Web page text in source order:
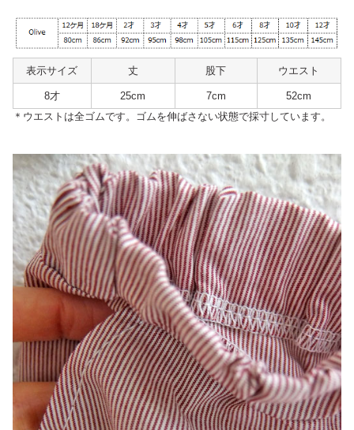
表示サイズ 丈 股下 ウエスト
8才 25cm 7cm
52cm
＊ウエストは全ゴムです。ゴムを伸ばさない状態で採寸しています。